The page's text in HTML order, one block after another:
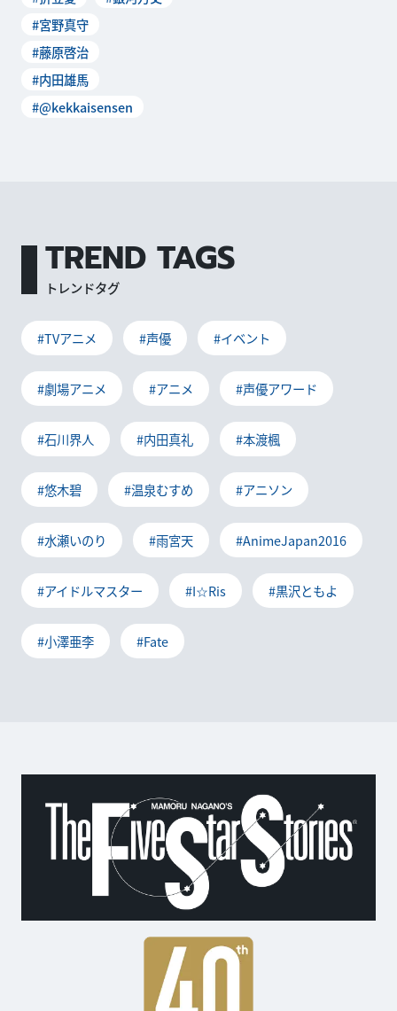
#宮野真守
#藤原啓治
#内田雄馬
#@kekkaisensen
TREND TAGS
トレンドタグ
#TVアニメ #声優 #イベント
#劇場アニメ #アニメ #声優アワード
#石川界人 #内田真礼 #本渡楓
#悠木碧 #温泉むすめ #アニソン
#水瀬いのり #雨宮天 #AnimeJapan2016
#アイドルマスター #I☆Ris #黒沢ともよ
#小澤亜李 #Fate